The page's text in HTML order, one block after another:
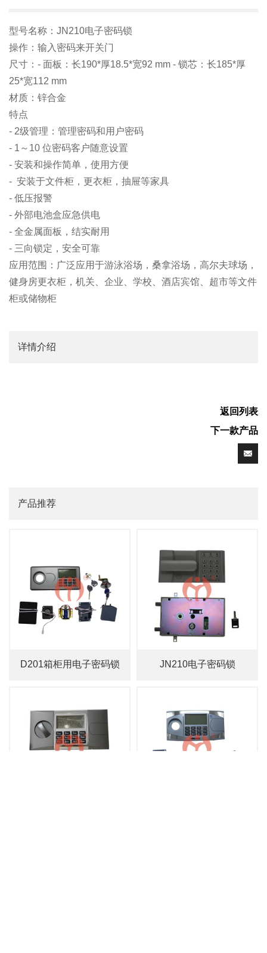
型号名称：JN210电子密码锁
操作：输入密码来开关门
尺寸：- 面板：长190*厚18.5*宽92 mm - 锁芯：长185*厚
25*宽112 mm
材质：锌合金
特点
- 2级管理：管理密码和用户密码
- 1～10 位密码客户随意设置
- 安装和操作简单，使用方便
- 安装于文件柜，更衣柜，抽屉等家具
- 低压报警
- 外部电池盒应急供电
- 全金属面板，结实耐用
- 三向锁定，安全可靠
应用范围：广泛应用于游泳浴场，桑拿浴场，高尔夫球场，
健身房更衣柜，机关、企业、学校、酒店宾馆、超市等文件
柜或储物柜
详情介绍
返回列表
下一款产品
产品推荐
D201箱柜用电子密码锁 JN210电子密码锁